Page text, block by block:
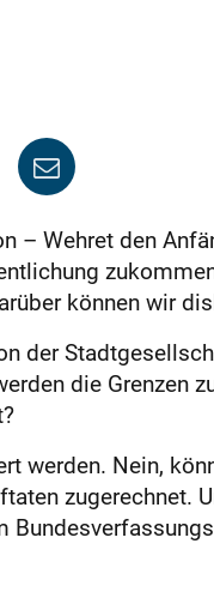
– Wehret den
können wir
der
die Grenzen
werden. Nein,
zugerechnet.